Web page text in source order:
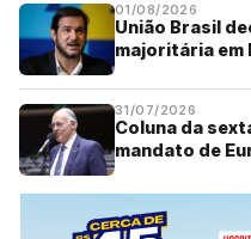
01/08/2026
União Brasil
majoritária em
31/07/2026
Coluna da
mandato de